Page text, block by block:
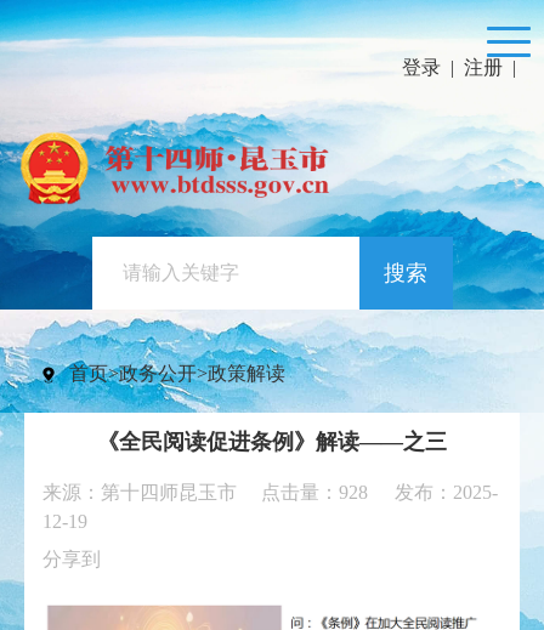
登录 | 注册 |
搜索
首页>政务公开>政策解读
《全民阅读促进条例》解读——之三
来源：第十四师昆玉市 点击量： 928
发布：2025-
12-19
分享到